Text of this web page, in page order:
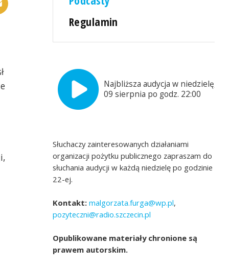
Regulamin
Najbliższa audycja w niedzielę,
09 sierpnia po godz. 22:00
Słuchaczy zainteresowanych działaniami
organizacji pożytku publicznego zapraszam do
słuchania audycji w każdą niedzielę po godzinie
22-ej.
Kontakt: malgorzata.furga@wp.pl,
pozyteczni@radio.szczecin.pl
Opublikowane materiały chronione są
prawem autorskim.